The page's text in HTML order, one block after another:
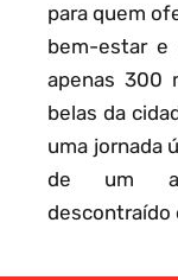
para quem
bem-estar e
apenas 300
belas da
uma jornada
de um
descontraído